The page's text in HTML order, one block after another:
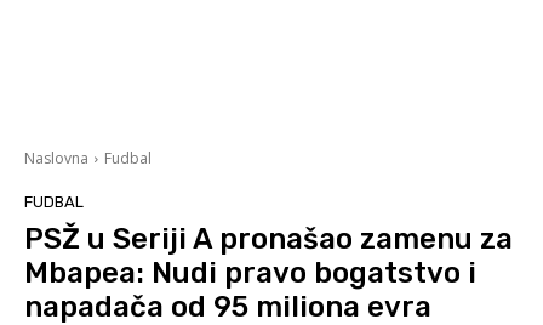
Naslovna Fudbal
FUDBAL
PSŽ u Seriji A pronašao zamenu za
Mbapea: Nudi pravo bogatstvo i
napadača od 95 miliona evra